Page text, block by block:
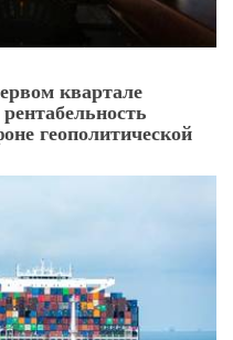
квартале
геополитической